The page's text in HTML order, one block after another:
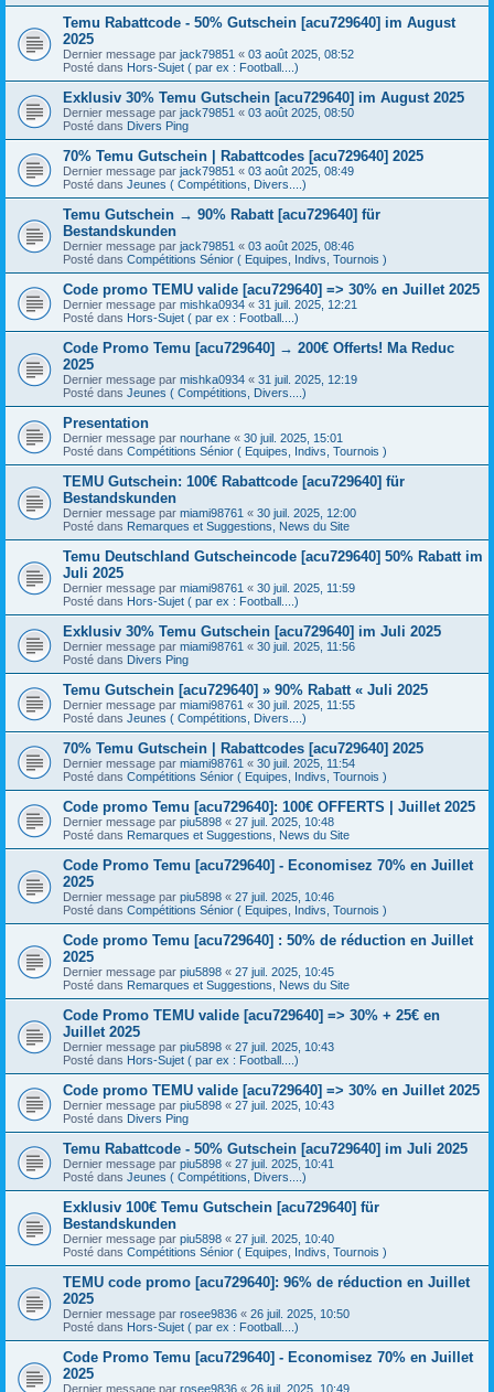
Temu Rabattcode - 50% Gutschein [acu729640] im August
2025
Dernier message par jack79851 « 03 août 2025, 08:52
Posté dans Hors-Sujet ( par ex : Football....)
Exklusiv 30% Temu Gutschein [acu729640] im August 2025
Dernier message par jack79851 « 03 août 2025, 08:50
Posté dans Divers Ping
70% Temu Gutschein | Rabattcodes [acu729640] 2025
Dernier message par jack79851 « 03 août 2025, 08:49
Posté dans Jeunes ( Compétitions, Divers....)
Temu Gutschein → 90% Rabatt [acu729640] für
Bestandskunden
Dernier message par jack79851 « 03 août 2025, 08:46
Posté dans Compétitions Sénior ( Equipes, Indivs, Tournois )
Code promo TEMU valide [acu729640] => 30% en Juillet 2025
Dernier message par mishka0934 « 31 juil. 2025, 12:21
Posté dans Hors-Sujet ( par ex : Football....)
Code Promo Temu [acu729640] → 200€ Offerts! Ma Reduc
2025
Dernier message par mishka0934 « 31 juil. 2025, 12:19
Posté dans Jeunes ( Compétitions, Divers....)
Presentation
Dernier message par nourhane « 30 juil. 2025, 15:01
Posté dans Compétitions Sénior ( Equipes, Indivs, Tournois )
TEMU Gutschein: 100€ Rabattcode [acu729640] für
Bestandskunden
Dernier message par miami98761 « 30 juil. 2025, 12:00
Posté dans Remarques et Suggestions, News du Site
Temu Deutschland Gutscheincode [acu729640] 50% Rabatt im
Juli 2025
Dernier message par miami98761 « 30 juil. 2025, 11:59
Posté dans Hors-Sujet ( par ex : Football....)
Exklusiv 30% Temu Gutschein [acu729640] im Juli 2025
Dernier message par miami98761 « 30 juil. 2025, 11:56
Posté dans Divers Ping
Temu Gutschein [acu729640] » 90% Rabatt « Juli 2025
Dernier message par miami98761 « 30 juil. 2025, 11:55
Posté dans Jeunes ( Compétitions, Divers....)
70% Temu Gutschein | Rabattcodes [acu729640] 2025
Dernier message par miami98761 « 30 juil. 2025, 11:54
Posté dans Compétitions Sénior ( Equipes, Indivs, Tournois )
Code promo Temu [acu729640]: 100€ OFFERTS | Juillet 2025
Dernier message par piu5898 « 27 juil. 2025, 10:48
Posté dans Remarques et Suggestions, News du Site
Code Promo Temu [acu729640] - Economisez 70% en Juillet
2025
Dernier message par piu5898 « 27 juil. 2025, 10:46
Posté dans Compétitions Sénior ( Equipes, Indivs, Tournois )
Code promo Temu [acu729640] : 50% de réduction en Juillet
2025
Dernier message par piu5898 « 27 juil. 2025, 10:45
Posté dans Remarques et Suggestions, News du Site
Code Promo TEMU valide [acu729640] => 30% + 25€ en
Juillet 2025
Dernier message par piu5898 « 27 juil. 2025, 10:43
Posté dans Hors-Sujet ( par ex : Football....)
Code promo TEMU valide [acu729640] => 30% en Juillet 2025
Dernier message par piu5898 « 27 juil. 2025, 10:43
Posté dans Divers Ping
Temu Rabattcode - 50% Gutschein [acu729640] im Juli 2025
Dernier message par piu5898 « 27 juil. 2025, 10:41
Posté dans Jeunes ( Compétitions, Divers....)
Exklusiv 100€ Temu Gutschein [acu729640] für
Bestandskunden
Dernier message par piu5898 « 27 juil. 2025, 10:40
Posté dans Compétitions Sénior ( Equipes, Indivs, Tournois )
TEMU code promo [acu729640]: 96% de réduction en Juillet
2025
Dernier message par rosee9836 « 26 juil. 2025, 10:50
Posté dans Hors-Sujet ( par ex : Football....)
Code Promo Temu [acu729640] - Economisez 70% en Juillet
2025
Dernier message par rosee9836 « 26 juil. 2025, 10:49